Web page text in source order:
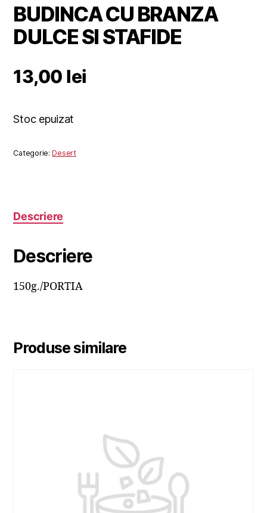
BUDINCA CU BRANZA
DULCE SI STAFIDE
13,00 lei
Stoc epuizat
Categorie:Desert
Descriere
Descriere
150g./PORTIA
Produse similare